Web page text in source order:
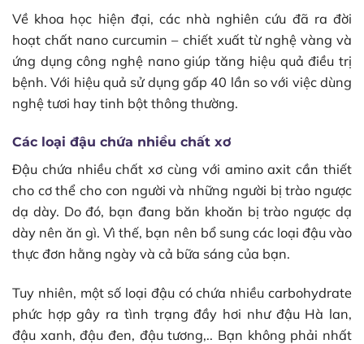
Về khoa học hiện đại, các nhà nghiên cứu đã ra đời
hoạt chất nano curcumin – chiết xuất từ nghệ vàng và
ứng dụng công nghệ nano giúp tăng hiệu quả điều trị
bệnh. Với hiệu quả sử dụng gấp 40 lần so với việc dùng
nghệ tươi hay tinh bột thông thường.
Các loại đậu chứa nhiều chất xơ
Đậu chứa nhiều chất xơ cùng với amino axit cần thiết
cho cơ thể cho con người và những người bị trào ngược
dạ dày. Do đó, bạn đang băn khoăn bị trào ngược dạ
dày nên ăn gì. Vì thế, bạn nên bổ sung các loại đậu vào
thực đơn hằng ngày và cả bữa sáng của bạn.
Tuy nhiên, một số loại đậu có chứa nhiều carbohydrate
phức hợp gây ra tình trạng đầy hơi như đậu Hà lan,
đậu xanh, đậu đen, đậu tương,.. Bạn không phải nhất